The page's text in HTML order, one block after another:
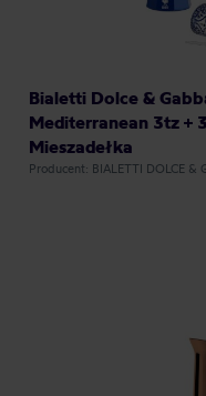
Bialetti Dolce &
Mediterranean 3tz +
Mieszadełka
Producent: BIALETTI DOLCE &